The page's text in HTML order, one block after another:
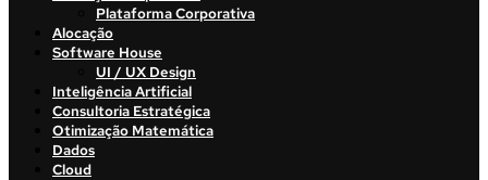
Plataforma Corporativa
Alocação
Software House
UI / UX Design
Inteligência Artificial
Consultoria Estratégica
Otimização Matemática
Dados
Cloud